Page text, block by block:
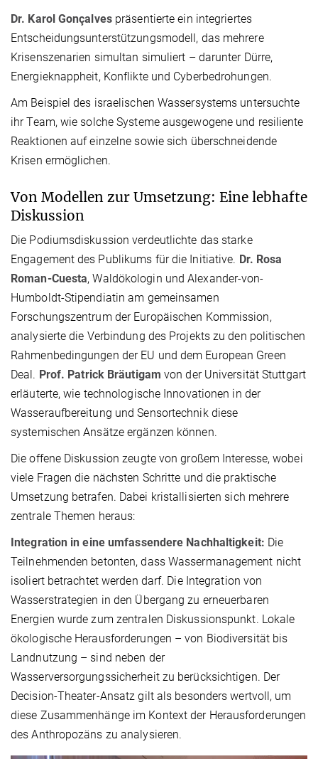
Dr. Karol Gonçalvespräsentierte ein integriertes
Entscheidungsunterstützungsmodell, das mehrere
Krisenszenarien simultan simuliert – darunter Dürre,
Energieknappheit, Konflikte und Cyberbedrohungen.
Am Beispiel des israelischen Wassersystems untersuchte
ihr Team, wie solche Systeme ausgewogene und resiliente
Reaktionen auf einzelne sowie sich überschneidende
Krisen ermöglichen.
Von Modellen zur Umsetzung: Eine lebhafte
Diskussion
Die Podiumsdiskussion verdeutlichte das starke
Engagement des Publikums für die Initiative. Dr. Rosa
Roman-Cuesta, Waldökologin und Alexander-von-
Humboldt-Stipendiatin am gemeinsamen
Forschungszentrum der Europäischen Kommission,
analysierte die Verbindung des Projekts zu den politischen
Rahmenbedingungen der EU und dem European Green
Deal. Prof. Patrick Bräutigam von der Universität Stuttgart
erläuterte, wie technologische Innovationen in der
Wasseraufbereitung und Sensortechnik diese
systemischen Ansätze ergänzen können.
Die offene Diskussion zeugte von großem Interesse, wobei
viele Fragen die nächsten Schritte und die praktische
Umsetzung betrafen. Dabei kristallisierten sich mehrere
zentrale Themen heraus:
Integration in eine umfassendere Nachhaltigkeit: Die
Teilnehmenden betonten, dass Wassermanagement nicht
isoliert betrachtet werden darf. Die Integration von
Wasserstrategien in den Übergang zu erneuerbaren
Energien wurde zum zentralen Diskussionspunkt. Lokale
ökologische Herausforderungen – von Biodiversität bis
Landnutzung – sind neben der
Wasserversorgungssicherheit zu berücksichtigen. Der
Decision-Theater-Ansatz gilt als besonders wertvoll, um
diese Zusammenhänge im Kontext der Herausforderungen
des Anthropozäns zu analysieren.